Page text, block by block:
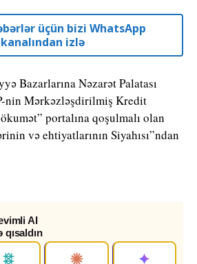
üçün bizi WhatsApp
kanalından izlə
Bazarlarına Nəzarət Palatası
nin Mərkəzləşdirilmiş Kredit
portalına qoşulmalı olan
və ehtiyatlarının Siyahısı”ndan
AI